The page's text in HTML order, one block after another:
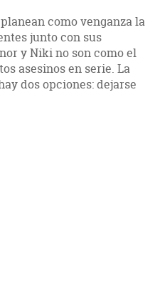
como venganza la
junto con sus
y Niki no son como el
asesinos en serie. La
dos opciones: dejarse